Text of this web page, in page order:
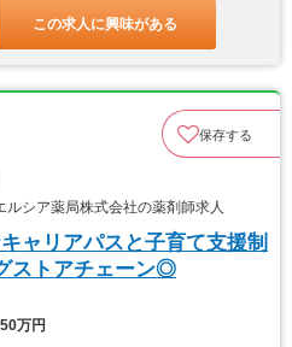
この求人に興味がある
保存する
シア薬局株式会社の薬剤師求人
ャリアパスと子育て支援制
ストアチェーン◎
万円